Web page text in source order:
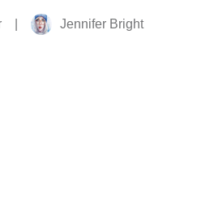
| Jennifer Bright